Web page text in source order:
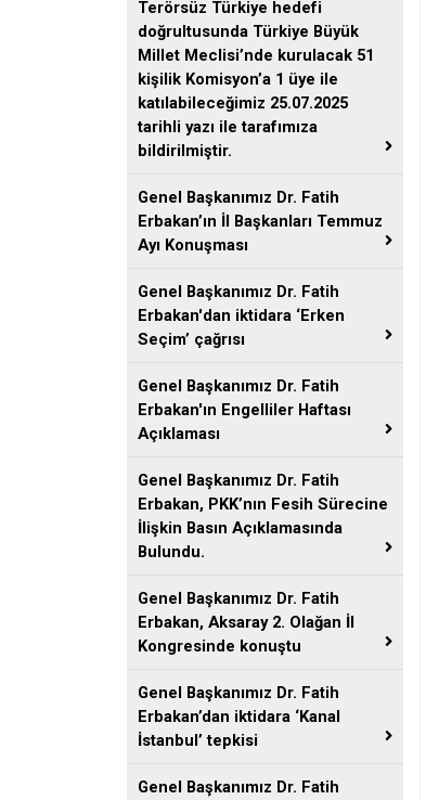
Terörsüz Türkiye hedefi
doğrultusunda Türkiye Büyük
Millet Meclisi’nde kurulacak 51
kişilik Komisyon’a 1 üye ile
katılabileceğimiz 25.07.2025
tarihli yazı ile tarafımıza
bildirilmiştir.
Genel Başkanımız Dr. Fatih
Erbakan’ın İl Başkanları Temmuz
Ayı Konuşması
Genel Başkanımız Dr. Fatih
Erbakan'dan iktidara ‘Erken
Seçim’ çağrısı
Genel Başkanımız Dr. Fatih
Erbakan'ın Engelliler Haftası
Açıklaması
Genel Başkanımız Dr. Fatih
Erbakan, PKK’nın Fesih Sürecine
İlişkin Basın Açıklamasında
Bulundu.
Genel Başkanımız Dr. Fatih
Erbakan, Aksaray 2. Olağan İl
Kongresinde konuştu
Genel Başkanımız Dr. Fatih
Erbakan’dan iktidara ‘Kanal
İstanbul’ tepkisi
Genel Başkanımız Dr. Fatih